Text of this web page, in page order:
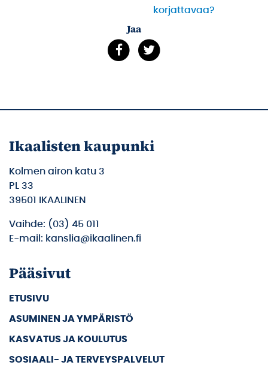
korjattavaa?
Jaa
Ikaalisten kaupunki
Kolmen airon katu 3
PL 33
39501 IKAALINEN
Vaihde: (03) 45 011
E-mail: kanslia@ikaalinen.fi
Pääsivut
ETUSIVU
ASUMINEN JA YMPÄRISTÖ
KASVATUS JA KOULUTUS
SOSIAALI- JA TERVEYSPALVELUT